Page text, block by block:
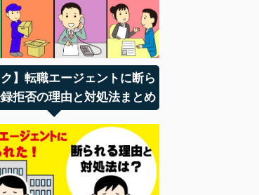
ク】転職エージェントに断ら
拒否の理由と対処法まとめ